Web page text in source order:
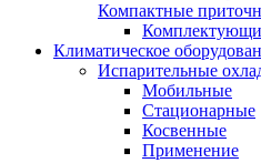
Компактные
Климатическое
Испарительные
Мобильные
Стационарные
Косвенные
Применение